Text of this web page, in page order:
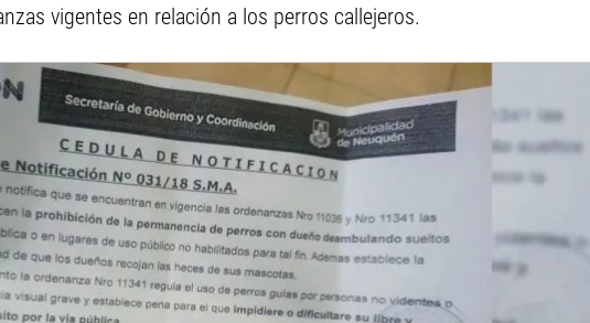
vigentes en relación a los perros callejeros.